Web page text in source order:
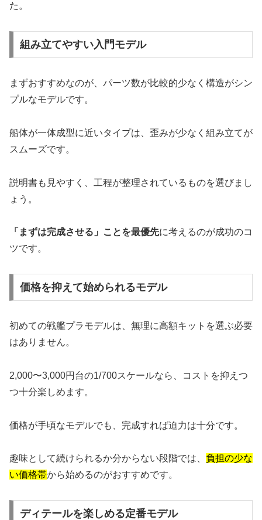
た。
組み立てやすい入門モデル
まずおすすめなのが、パーツ数が比較的少なく構造がシン
プルなモデルです。
船体が一体成型に近いタイプは、歪みが少なく組み立てが
スムーズです。
説明書も見やすく、工程が整理されているものを選びまし
ょう。
「まずは完成させる」ことを最優先に考えるのが成功のコ
ツです。
価格を抑えて始められるモデル
初めての戦艦プラモデルは、無理に高額キットを選ぶ必要
はありません。
2,000〜3,000円台の1/700スケールなら、コストを抑えつ
つ十分楽しめます。
価格が手頃なモデルでも、完成すれば迫力は十分です。
趣味として続けられるか分からない段階では、 負担の少な
い価格帯から始めるのがおすすめです。
ディテールを楽しめる定番モデル